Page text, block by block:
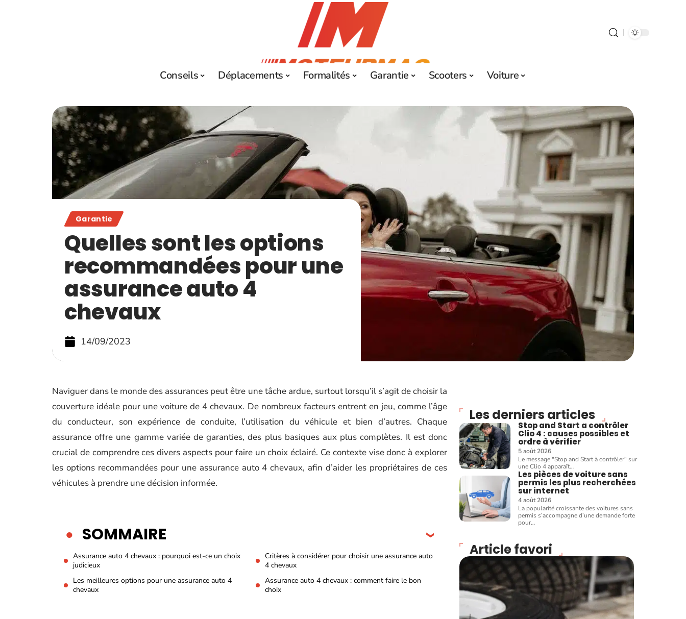
Conseils Déplacements Formalités Garantie Scooters Voiture
Garantie
Quelles sont les options
recommandées pour une
assurance auto 4
chevaux
14/09/2023
Naviguer dans le monde des assurances peut être une tâche ardue, surtout lorsqu’il s’agit de choisir la
couverture idéale pour une voiture de 4 chevaux. De nombreux facteurs entrent en jeu, comme l’âge
du conducteur, son expérience de conduite, l’utilisation du véhicule et bien d’autres. Chaque
assurance offre une gamme variée de garanties, des plus basiques aux plus complètes. Il est donc
crucial de comprendre ces divers aspects pour faire un choix éclairé. Ce contexte vise donc à explorer
les options recommandées pour une assurance auto 4 chevaux, afin d’aider les propriétaires de ces
véhicules à prendre une décision informée.
SOMMAIRE
Assurance auto 4 chevaux : pourquoi est-ce un choix
judicieux
Critères à considérer pour choisir une assurance auto
4 chevaux
Les meilleures options pour une assurance auto 4
chevaux
Assurance auto 4 chevaux : comment faire le bon
choix
Les derniers articles
Stop and Start a contrôler
Clio 4 : causes possibles et
ordre à vérifier
5 août 2026
Le message "Stop and Start à contrôler" sur
une Clio 4 apparaît…
Les pièces de voiture sans
permis les plus recherchées
sur internet
4 août 2026
La popularité croissante des voitures sans
permis s’accompagne d’une demande forte
pour…
Article favori